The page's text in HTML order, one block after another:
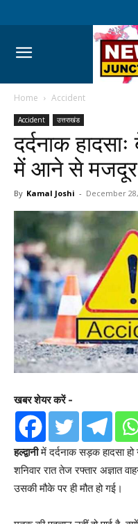
Home Accident
Accident उत्तराखंड
दर्दनाक
में आने से मजदूर
By Kamal Joshi - December
खबर शेयर करें -
हल्द्वानीमें दर्दनाक सड़क हादसा हो
शनिवार रात तेज रफ्तार अज्ञात
उसकी मौके पर ही मौत हो गई।